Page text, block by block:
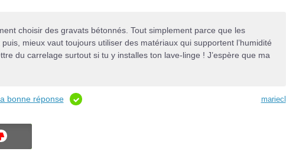
choisir des gravats bétonnés. Tout simplement parce que les
mieux vaut toujours utiliser des matériaux qui supportent l’humidité
du carrelage surtout si tu y installes ton lave-linge ! J’espère que ma
bonne réponse mariecl